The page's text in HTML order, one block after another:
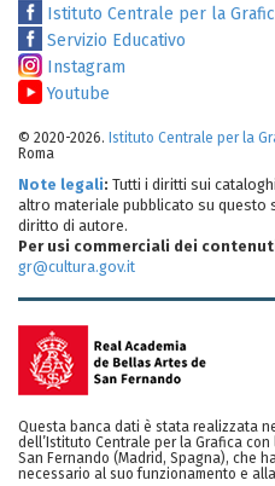
Istituto Centrale per la
Servizio Educativo
Instagram
Youtube
© 2020-2026. Istituto Centrale per la
Roma
Note legali: Tutti i diritti sui
altro materiale pubblicato su questo
diritto di autore.
Per usi commerciali dei
gr@cultura.gov.it
Questa banca dati è stata realizzata
dell’Istituto Centrale per la Grafica
San Fernando (Madrid, Spagna), che
necessario al suo funzionamento e